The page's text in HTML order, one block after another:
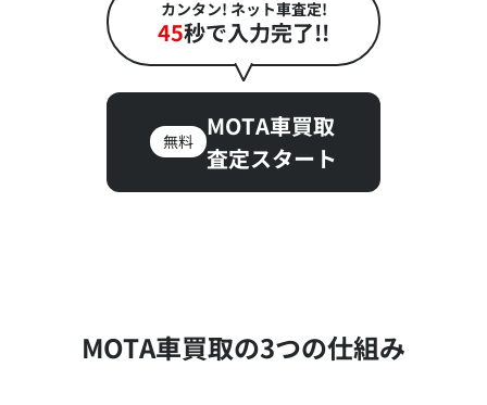
カンタン! ネット車査定!
45秒で入力完了!!
無料
MOTA車買取
査定スタート
MOTA車買取の3つの仕組み